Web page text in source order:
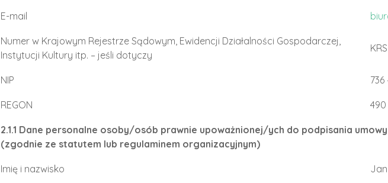
E-mail
Numer w Krajowym Rejestrze Sądowym, Ewidencji Działalności Gospodarczej,
Instytucji Kultury itp. – jeśli dotyczy
NIP 736
REGON 490
2.1.1 Dane personalne osoby/osób prawnie upoważnionej/ych do podpisania
(zgodnie ze statutem lub regulaminem organizacyjnym)
Imię i nazwisko